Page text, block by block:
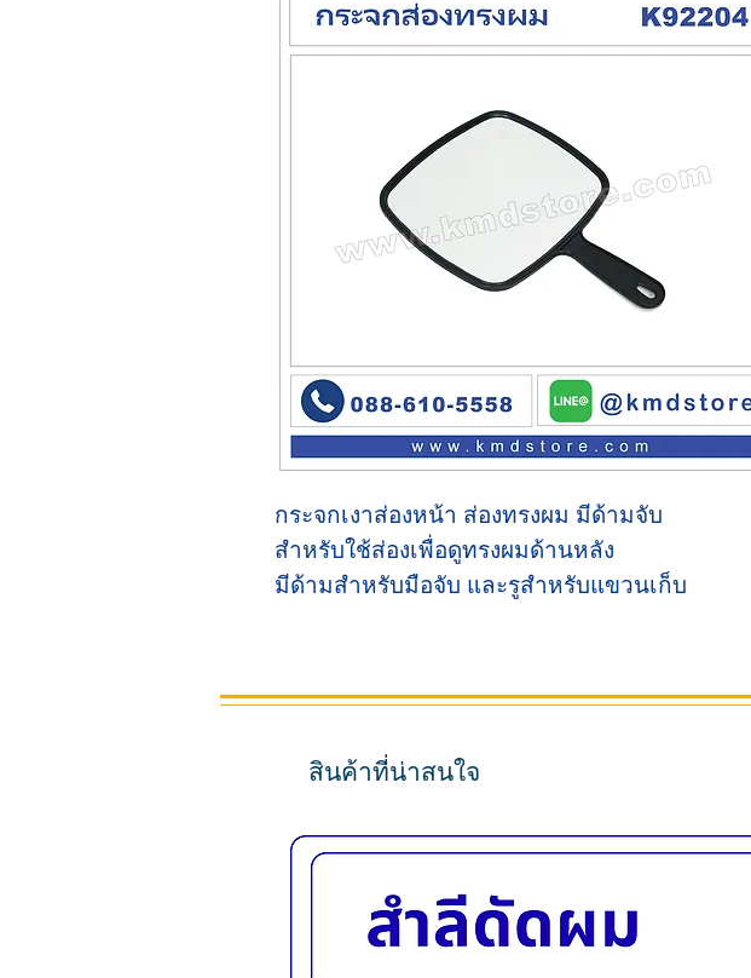
กระจกเงาส่องหน้า ส่องทรงผม มีด้ามจับ
สำหรับใช้ส่องเพื่อดูทรงผมด้านหลัง
มีด้ามสำหรับมือจับ และรูสำหรับแขวนเก็บ
สินค้าที่น่าสนใจ